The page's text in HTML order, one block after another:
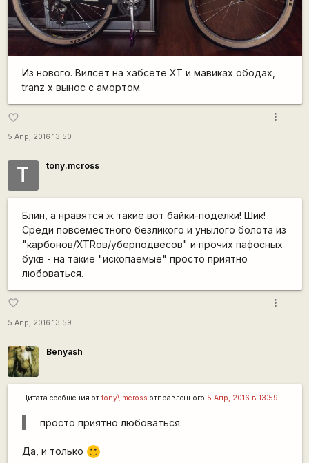
Из нового. Вилсет на хабсете ХТ и мавиках ободах,
tranz x вынос с амортом.
favorite_border
5 Апр, 2016 13:50
more_vert
T tony.mcross
Блин, а нравятся ж такие вот байки-поделки! Шик!
Среди повсеместного безликого и унылого болота из
"карбонов/XTRов/уберподвесов" и прочих пафосных
букв - на такие "ископаемые" просто приятно
любоваться.
favorite_border
5 Апр, 2016 13:59
more_vert
Benyash
Цитата сообщения от tony\.mcross отправленного 5 Апр, 2016 в 13:59
просто приятно любоваться.
Да, и только :)